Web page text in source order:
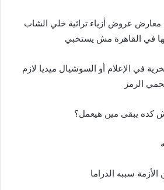
عروض أزياء تراثية خلي الشاب
في القاهرة مش يستخبي
في الإعلام أو السوشيال ميديا لازم
الرمز
كده يبقى مين هيعمل؟
سببه الدراما